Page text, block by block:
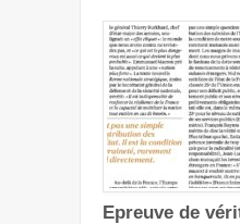
Epreuve de